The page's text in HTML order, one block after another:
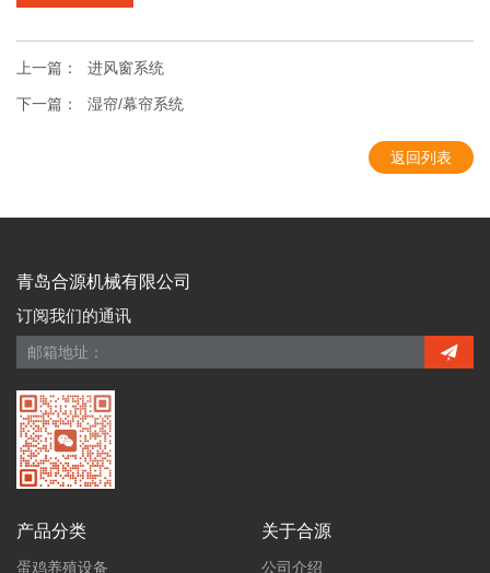
上一篇： 进风窗系统
下一篇： 湿帘/幕帘系统
返回列表
青岛合源机械有限公司
订阅我们的通讯
产品分类
蛋鸡养殖设备
关于合源
公司介绍